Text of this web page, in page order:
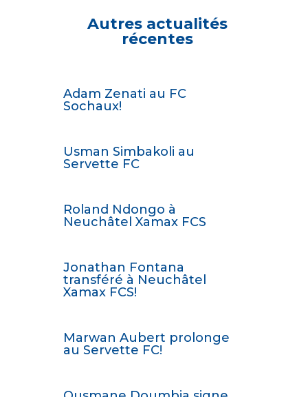
Autres actualités
récentes
Adam Zenati au FC
Sochaux!
Usman Simbakoli au
Servette FC
Roland Ndongo à
Neuchâtel Xamax FCS
Jonathan Fontana
transféré à Neuchâtel
Xamax FCS!
Marwan Aubert prolonge
au Servette FC!